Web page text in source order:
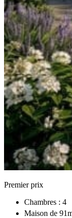
Premier prix
Chambres : 4
Maison de 91